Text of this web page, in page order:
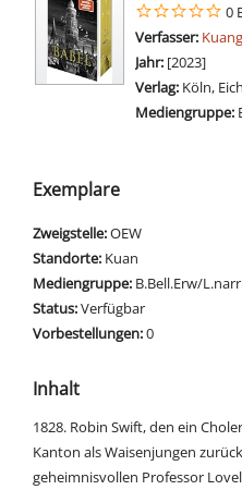
0
Verfasser:
Jahr: [2023]
Verlag: Köln,
Mediengruppe:
Exemplare
Zweigstelle:OEW
Standorte: Kuan
Mediengruppe: B.Bell.Erw/
Status:Verfügbar
Vorbestellungen:0
Inhalt
1828. Robin Swift, den ein
Kanton als Waisenjungen
geheimnisvollen Professor